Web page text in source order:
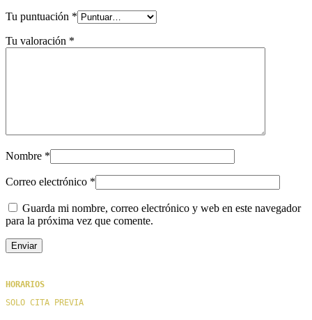
Tu puntuación *
Tu valoración *
Nombre *
Correo electrónico *
Guarda mi nombre, correo electrónico y web en este navegador
para la próxima vez que comente.
HORARIOS
SOLO CITA PREVIA